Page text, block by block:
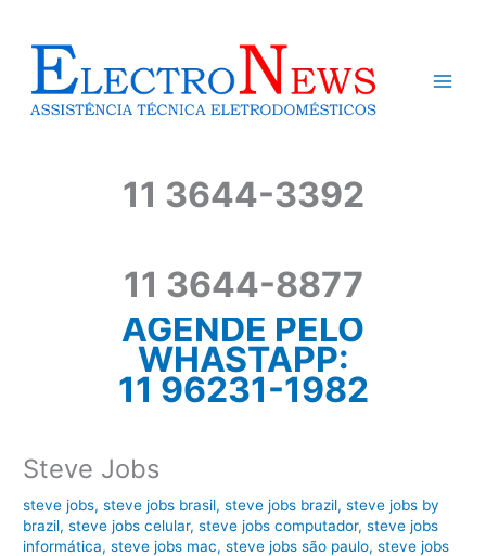
conteúdo
11 3644-3392
11 3644-8877
AGENDE PELO
WHASTAPP:
11 96231-1982
Steve Jobs
steve jobs,steve jobs brasil,steve jobs brazil,steve jobs by
brazil,steve jobs celular,steve jobs computador,steve jobs
informática,steve jobs mac,steve jobs são paulo,steve jobs